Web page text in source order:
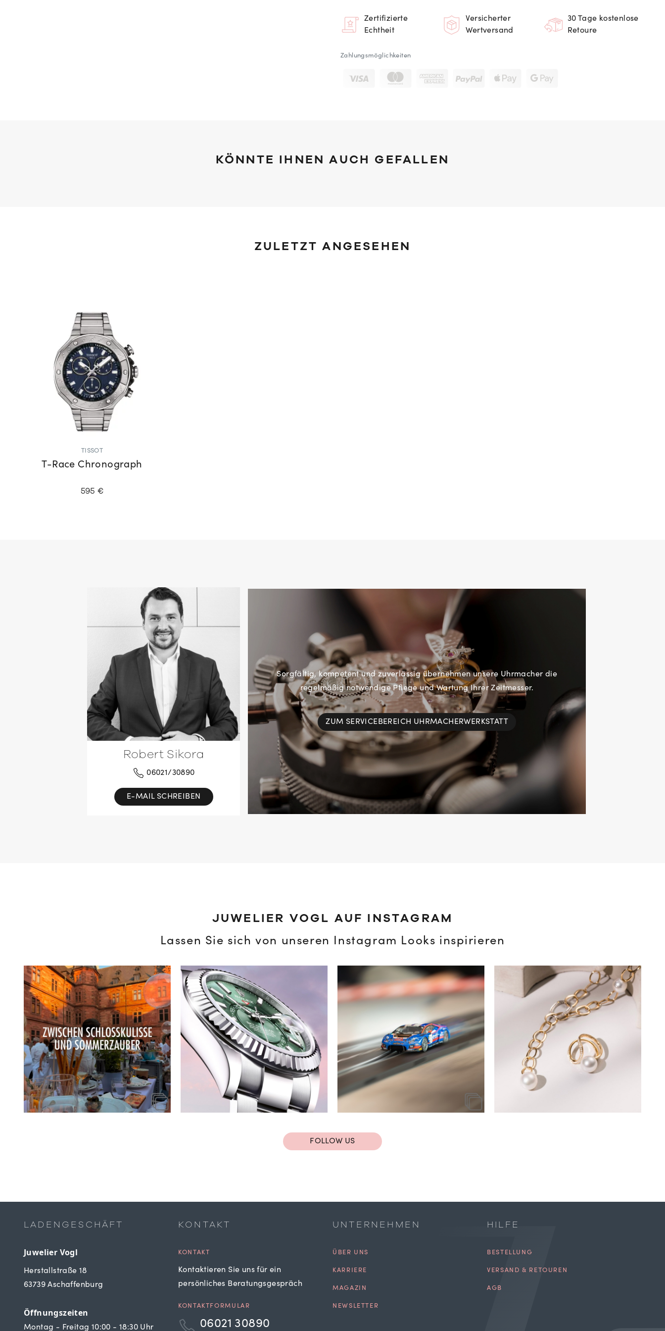
Zertifizierte
Echtheit
Versicherter
Wertversand
30 Tage kostenlose
Retoure
Zahlungsmöglichkeiten
KÖNNTE IHNEN AUCH GEFALLEN
ZULETZT ANGESEHEN
TISSOT
T-Race Chronograph
595 €
Sorgfältig, kompetent und zuverlässig übernehmen unsere Uhrmacher die
regelmäßig notwendige Pflege und Wartung Ihrer Zeitmesser.
ZUM SERVICEBEREICH UHRMACHERWERKSTATT
Robert Sikora
06021/30890
E-MAIL SCHREIBEN
JUWELIER VOGL AUF INSTAGRAM
Lassen Sie sich von unseren Instagram Looks inspirieren
FOLLOW US
LADENGESCHÄFT
Juwelier Vogl
Herstallstraße 18
63739 Aschaffenburg
Öffnungszeiten
Montag - Freitag 10:00 - 18:30 Uhr
KONTAKT
KONTAKT
Kontaktieren Sie uns für ein
persönliches Beratungsgespräch
KONTAKTFORMULAR
06021 30890
UNTERNEHMEN
ÜBER UNS
KARRIERE
MAGAZIN
NEWSLETTER
HILFE
BESTELLUNG
VERSAND & RETOUREN
AGB